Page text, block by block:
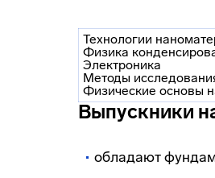
Технологии
Физика
Электроника
Методы
Физические основы
Выпускники
обладают